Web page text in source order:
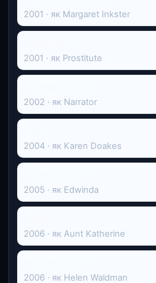
2001 · як Margaret Inkster
2001 · як Prostitute
2002 · як Narrator
2004 · як Karen Doakes
2005 · як Edwinda
2006 · як Aunt Katherine
2006 · як Helen Waldman